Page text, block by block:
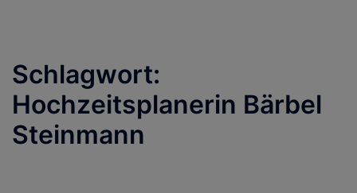
Schlagwort:
Hochzeitsplanerin Bärbel
Steinmann